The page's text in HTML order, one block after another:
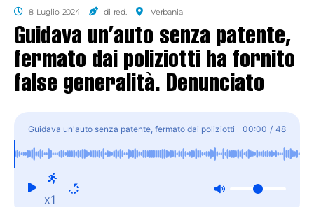
8 Luglio 2024 di red. Verbania
Guidava un’auto senza patente,
fermato dai poliziotti ha fornito
false generalità. Denunciato
Guidava un'auto senza patente, fermato dai poliziotti
ha fornito false generalità. Denunciato
00:00 / 48
x1